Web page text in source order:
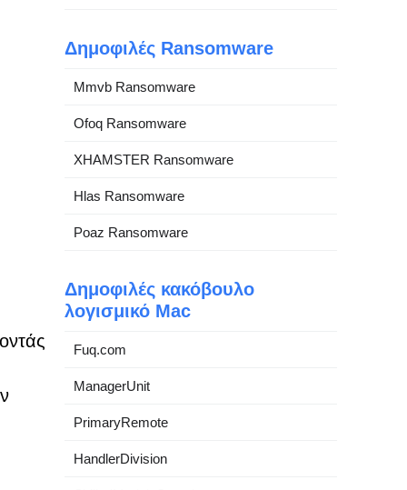
Δημοφιλές Ransomware
Mmvb Ransomware
Ofoq Ransomware
XHAMSTER Ransomware
Hlas Ransomware
Poaz Ransomware
Δημοφιλές κακόβουλο
λογισμικό Mac
Fuq.com
ManagerUnit
PrimaryRemote
HandlerDivision